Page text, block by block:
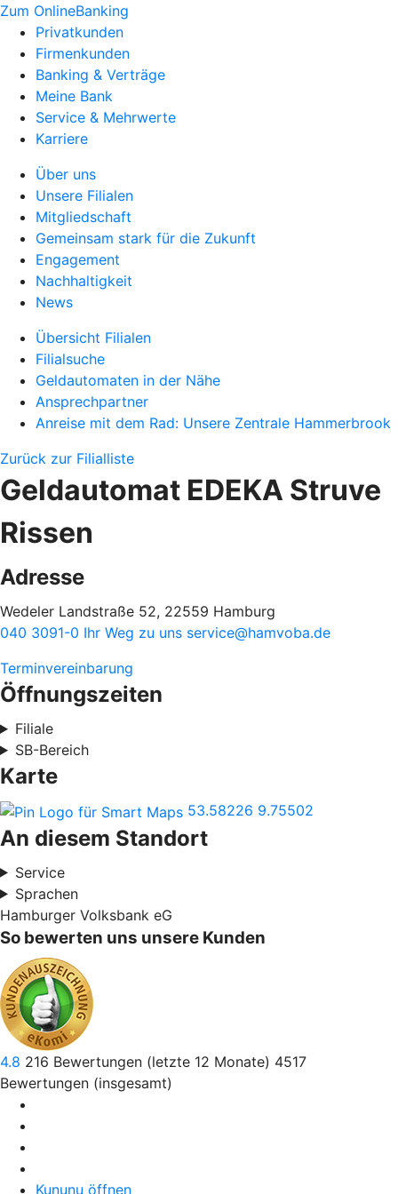
Zum OnlineBanking
Privatkunden
Firmenkunden
Banking & Verträge
Meine Bank
Service & Mehrwerte
Karriere
Über uns
Unsere Filialen
Mitgliedschaft
Gemeinsam stark für die Zukunft
Engagement
Nachhaltigkeit
News
Übersicht Filialen
Filialsuche
Geldautomaten in der Nähe
Ansprechpartner
Anreise mit dem Rad: Unsere Zentrale Hammerbrook
Zurück zur Filialliste
Geldautomat EDEKA Struve
Rissen
Adresse
Wedeler Landstraße 52, 22559 Hamburg
040 3091-0 Ihr Weg zu uns service@hamvoba.de
Terminvereinbarung
Öffnungszeiten
Filiale
SB-Bereich
Karte
53.58226 9.75502
An diesem Standort
Service
Sprachen
Hamburger Volksbank eG
So bewerten uns unsere Kunden
4.8 216 Bewertungen (letzte 12 Monate) 4517
Bewertungen (insgesamt)
Kununu öffnen